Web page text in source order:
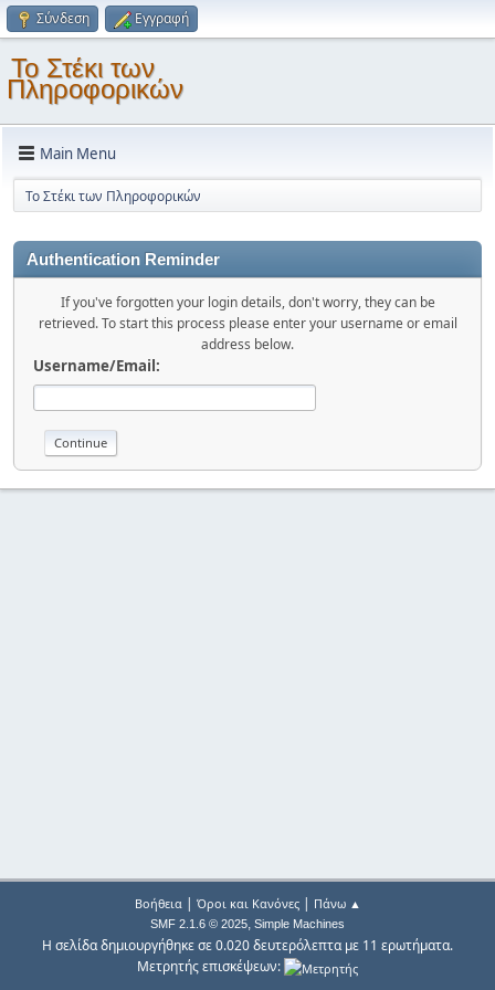
Σύνδεση Εγγραφή
Το Στέκι των
Πληροφορικών
Main Menu
Το Στέκι των Πληροφορικών
Authentication Reminder
If you've forgotten your login details, don't worry, they can be
retrieved. To start this process please enter your username or email
address below.
Username/Email:
Βοήθεια| Όροι και Κανόνες| Πάνω ▲
SMF 2.1.6 © 2025, Simple Machines
Η σελίδα δημιουργήθηκε σε 0.020 δευτερόλεπτα με 11 ερωτήματα.
Μετρητής επισκέψεων: